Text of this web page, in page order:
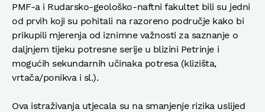
PMF-a i Rudarsko-geološko-naftni fakultet bili su jedni
od prvih koji su pohitali na razoreno područje kako bi
prikupili mjerenja od iznimne važnosti za saznanje o
daljnjem tijeku potresne serije u blizini Petrinje i
mogućih sekundarnih učinaka potresa (klizišta,
vrtača/ponikva i sl.).
Ova istraživanja utjecala su na smanjenje rizika uslijed